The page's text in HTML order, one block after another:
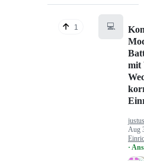
1 💻
mit
Aug
·